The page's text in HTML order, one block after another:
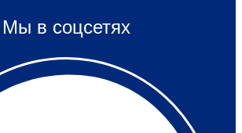
Мы в соцсетях